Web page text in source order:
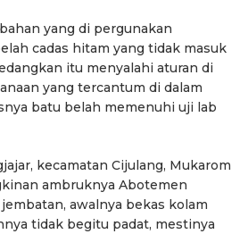
yang di pergunakan
cadas hitam yang tidak masuk
itu menyalahi aturan di
yang tercantum di dalam
batu belah memenuhi uji lab
kecamatan Cijulang, Mukarom
ambruknya Abotemen
awalnya bekas kolam
tidak begitu padat, mestinya